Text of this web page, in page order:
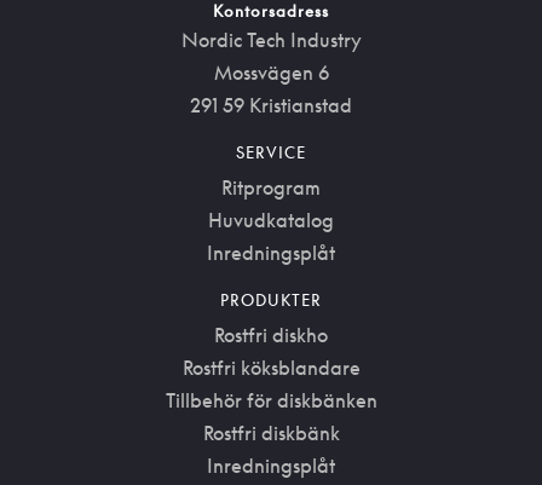
Kontorsadress
Nordic Tech Industry
Mossvägen 6
291 59 Kristianstad
SERVICE
Ritprogram
Huvudkatalog
Inredningsplåt
PRODUKTER
Rostfri diskho
Rostfri köksblandare
Tillbehör för diskbänken
Rostfri diskbänk
Inredningsplåt